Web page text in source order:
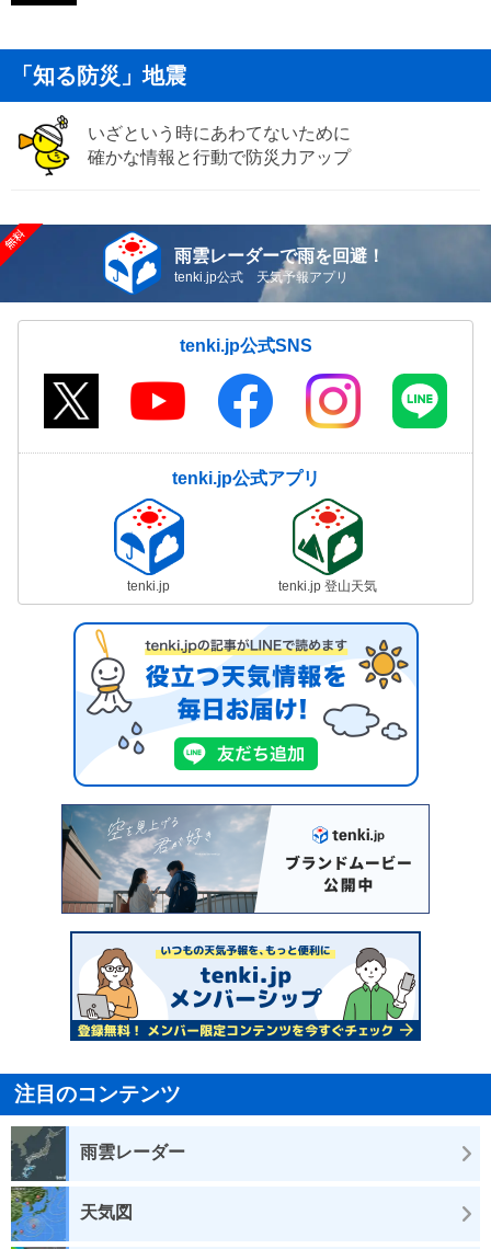
「知る防災」地震
いざという時にあわてないために
確かな情報と行動で防災力アップ
雨雲レーダーで雨を回避！
tenki.jp公式 天気予報アプリ
tenki.jp公式SNS
tenki.jp公式アプリ
tenki.jp tenki.jp 登山天気
注目のコンテンツ
雨雲レーダー
天気図